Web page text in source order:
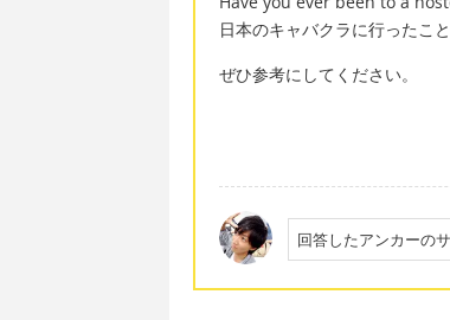
日本のキャバクラに行ったこ
ぜひ参考にしてください。
回答したアンカーの